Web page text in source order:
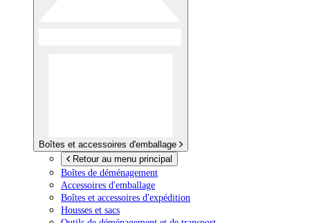
Boîtes et accessoires d'emballage
Retour au menu principal
Boîtes de déménagement
Accessoires d'emballage
Boîtes et accessoires d'expédition
Housses et sacs